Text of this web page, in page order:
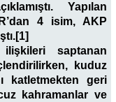
Yapılan
4 isim, AKP
ilişkileri saptanan
kuduz
katletmekten geri
kahramanlar ve